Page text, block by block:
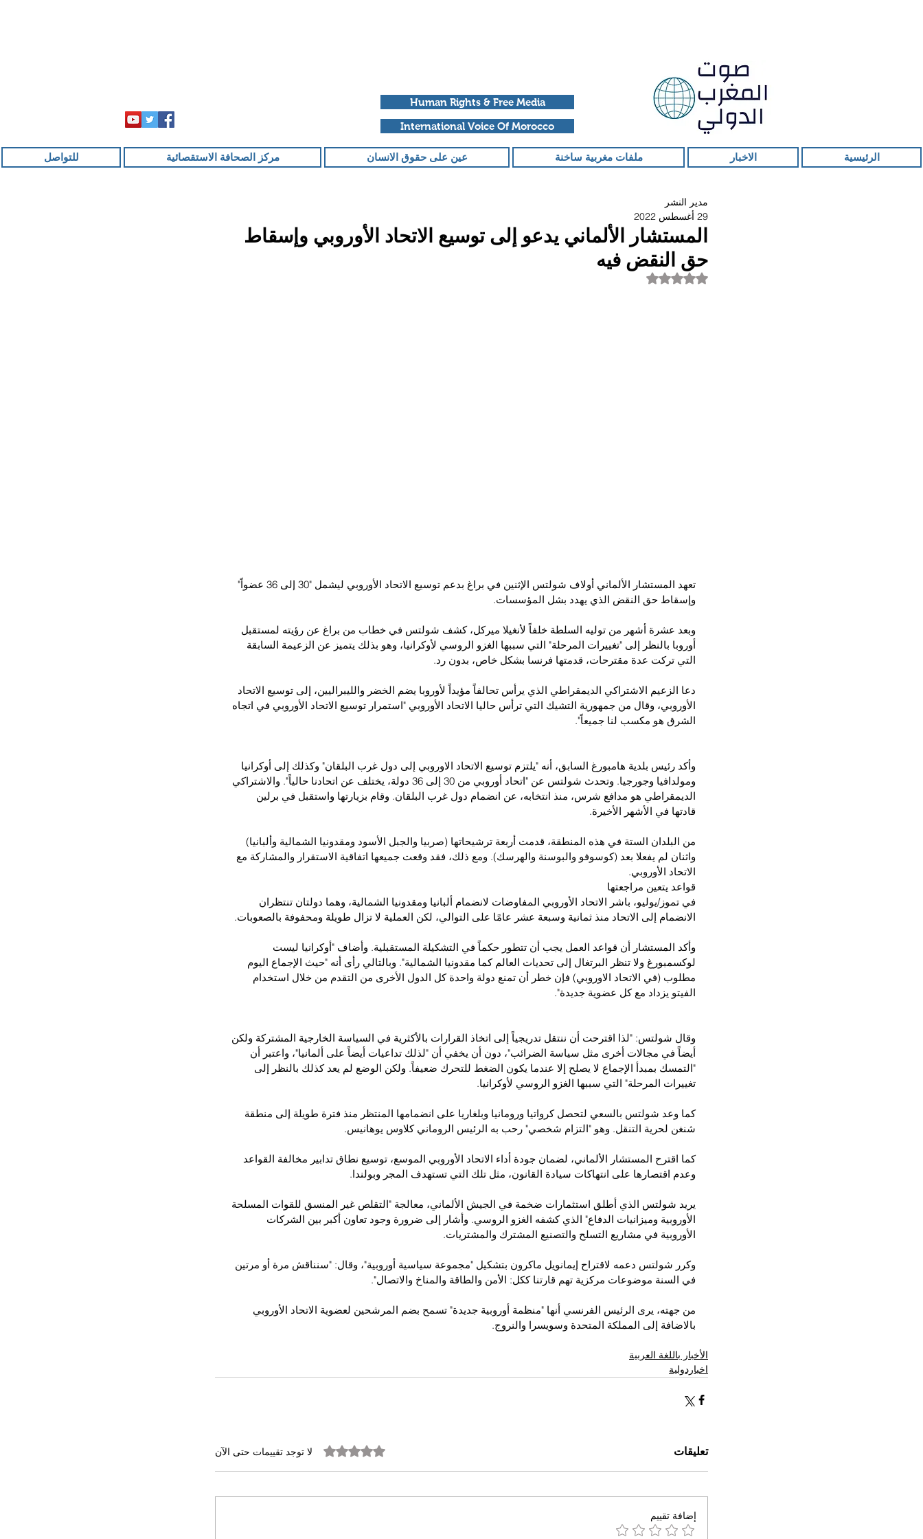
Human Rights & Free Media
International Voice Of Morocco
الرئيسية الاخبار ملفات مغربية ساخنة عين على حقوق الانسان مركز الصحافة الاستقصائية للتواصل
المستشار الألماني يدعو إلى توسيع الاتحاد الأوروبي وإسقاط
حق النقض فيه
مدير النشر
29 أغسطس 2022
تم التقييم بـ ليس رقمًا من أصل 5 نجوم.
تعهد المستشار الألماني أولاف شولتس الإثنين في براغ بدعم توسيع الاتحاد الأوروبي ليشمل "30 إلى 36 عضواً"
وإسقاط حق النقض الذي يهدد بشل المؤسسات.
وبعد عشرة أشهر من توليه السلطة خلفاً لأنغيلا ميركل، كشف شولتس في خطاب من براغ عن رؤيته لمستقبل
أوروبا بالنظر إلى "تغييرات المرحلة" التي سببها الغزو الروسي لأوكرانيا، وهو بذلك يتميز عن الزعيمة السابقة
التي تركت عدة مقترحات، قدمتها فرنسا بشكل خاص، بدون رد.
دعا الزعيم الاشتراكي الديمقراطي الذي يرأس تحالفاً مؤيداً لأوروبا يضم الخضر والليبراليين، إلى توسيع الاتحاد
الأوروبي، وقال من جمهورية التشيك التي ترأس حاليا الاتحاد الأوروبي "استمرار توسيع الاتحاد الأوروبي في اتجاه
الشرق هو مكسب لنا جميعاً".
وأكد رئيس بلدية هامبورغ السابق، أنه "يلتزم توسيع الاتحاد الاوروبي إلى دول غرب البلقان" وكذلك إلى أوكرانيا
ومولدافيا وجورجيا. وتحدث شولتس عن "اتحاد أوروبي من 30 إلى 36 دولة، يختلف عن اتحادنا حالياً". والاشتراكي
الديمقراطي هو مدافع شرس، منذ انتخابه، عن انضمام دول غرب البلقان. وقام بزيارتها واستقبل في برلين
قادتها في الأشهر الأخيرة.
من البلدان الستة في هذه المنطقة، قدمت أربعة ترشيحاتها (صربيا والجبل الأسود ومقدونيا الشمالية وألبانيا)
واثنان لم يفعلا بعد (كوسوفو والبوسنة والهرسك). ومع ذلك، فقد وقعت جميعها اتفاقية الاستقرار والمشاركة مع
الاتحاد الأوروبي.
قواعد يتعين مراجعتها
في تموز/يوليو، باشر الاتحاد الأوروبي المفاوضات لانضمام ألبانيا ومقدونيا الشمالية، وهما دولتان تنتظران
الانضمام إلى الاتحاد منذ ثمانية وسبعة عشر عامًا على التوالي، لكن العملية لا تزال طويلة ومحفوفة بالصعوبات.
وأكد المستشار أن قواعد العمل يجب أن تتطور حكماً في التشكيلة المستقبلية. وأضاف "أوكرانيا ليست
لوكسمبورغ ولا تنظر البرتغال إلى تحديات العالم كما مقدونيا الشمالية". وبالتالي رأى أنه "حيث الإجماع اليوم
مطلوب (في الاتحاد الاوروبي) فإن خطر أن تمنع دولة واحدة كل الدول الأخرى من التقدم من خلال استخدام
الفيتو يزداد مع كل عضوية جديدة".
وقال شولتس: "لذا اقترحت أن ننتقل تدريجياً إلى اتخاذ القرارات بالأكثرية في السياسة الخارجية المشتركة ولكن
أيضاً في مجالات أخرى مثل سياسة الضرائب"، دون أن يخفي أن "لذلك تداعيات أيضاً على ألمانيا"، واعتبر أن
"التمسك بمبدأ الإجماع لا يصلح إلا عندما يكون الضغط للتحرك ضعيفاً. ولكن الوضع لم يعد كذلك بالنظر إلى
تغييرات المرحلة" التي سببها الغزو الروسي لأوكرانيا.
كما وعد شولتس بالسعي لتحصل كرواتيا ورومانيا وبلغاريا على انضمامها المنتظر منذ فترة طويلة إلى منطقة
شنغن لحرية التنقل. وهو "التزام شخصي" رحب به الرئيس الروماني كلاوس يوهانيس.
كما اقترح المستشار الألماني، لضمان جودة أداء الاتحاد الأوروبي الموسع، توسيع نطاق تدابير مخالفة القواعد
وعدم اقتصارها على انتهاكات سيادة القانون، مثل تلك التي تستهدف المجر وبولندا.
يريد شولتس الذي أطلق استثمارات ضخمة في الجيش الألماني، معالجة "التقلص غير المنسق للقوات المسلحة
الأوروبية وميزانيات الدفاع" الذي كشفه الغزو الروسي. وأشار إلى ضرورة وجود تعاون أكبر بين الشركات
الأوروبية في مشاريع التسلح والتصنيع المشترك والمشتريات.
وكرر شولتس دعمه لاقتراح إيمانويل ماكرون بتشكيل "مجموعة سياسية أوروبية"، وقال: "سنناقش مرة أو مرتين
في السنة موضوعات مركزية تهم قارتنا ككل: الأمن والطاقة والمناخ والاتصال".
من جهته، يرى الرئيس الفرنسي أنها "منظمة أوروبية جديدة" تسمح بضم المرشحين لعضوية الاتحاد الأوروبي
بالاضافة إلى المملكة المتحدة وسويسرا والنروج.
الأخبار باللغة العربية
اخباردولية
تعليقات تم التقييم بـ 0 من أصل 5 نجوم. لا توجد تقييمات حتى الآن
إضافة تقييم